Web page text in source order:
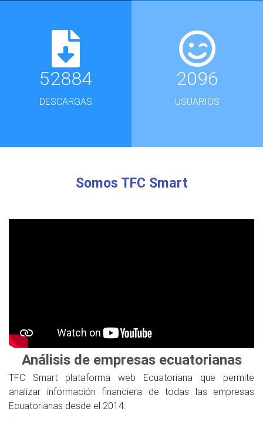
52884
DESCARGAS
2096
USUARIOS
Somos TFC Smart
Análisis de empresas ecuatorianas
TFC Smart plataforma web Ecuatoriana que permite
analizar información financiera de todas las empresas
Ecuatorianas desde el 2014.